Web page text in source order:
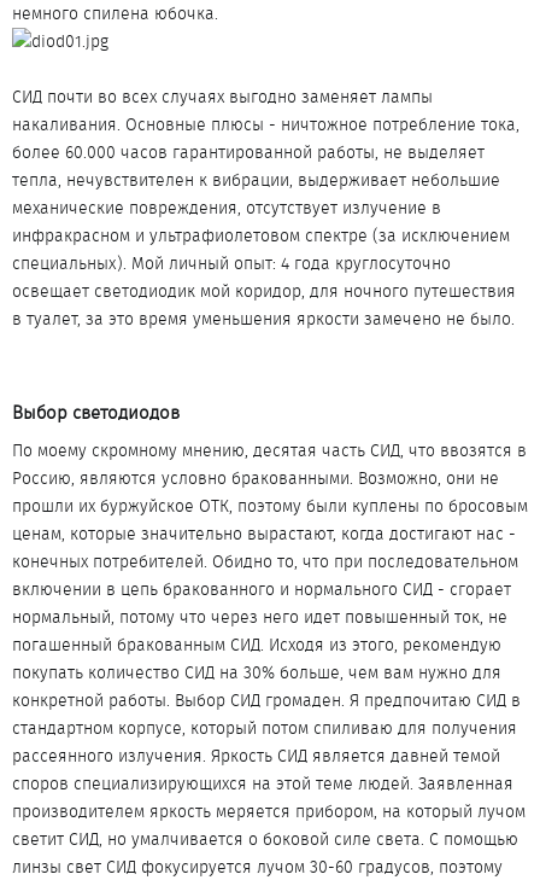
немного спилена юбочка.
СИД почти во всех случаях выгодно заменяет лампы
накаливания. Основные плюсы - ничтожное потребление тока,
более 60.000 часов гарантированной работы, не выделяет
тепла, нечувствителен к вибрации, выдерживает небольшие
механические повреждения, отсутствует излучение в
инфракрасном и ультрафиолетовом спектре (за исключением
специальных). Мой личный опыт: 4 года круглосуточно
освещает светодиодик мой коридор, для ночного путешествия
в туалет, за это время уменьшения яркости замечено не было.
Выбор светодиодов​
По моему скромному мнению, десятая часть СИД, что ввозятся в
Россию, являются условно бракованными. Возможно, они не
прошли их буржуйское ОТК, поэтому были куплены по бросовым
ценам, которые значительно вырастают, когда достигают нас -
конечных потребителей. Обидно то, что при последовательном
включении в цепь бракованного и нормального СИД - сгорает
нормальный, потому что через него идет повышенный ток, не
погашенный бракованным СИД. Исходя из этого, рекомендую
покупать количество СИД на 30% больше, чем вам нужно для
конкретной работы. Выбор СИД громаден. Я предпочитаю СИД в
стандартном корпусе, который потом спиливаю для получения
рассеянного излучения. Яркость СИД является давней темой
споров специализирующихся на этой теме людей. Заявленная
производителем яркость меряется прибором, на который лучом
светит СИД, но умалчивается о боковой силе света. С помощью
линзы свет СИД фокусируется лучом 30-60 градусов, поэтому